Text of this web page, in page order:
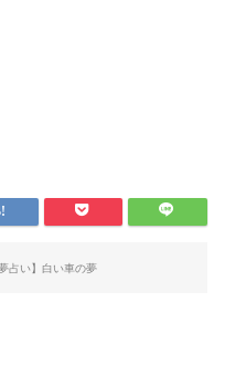
夢占い】白い車の夢